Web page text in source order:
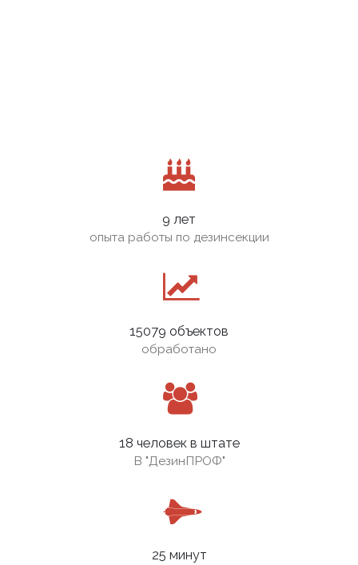
9 лет
опыта работы по дезинсекции
15079 объектов
обработано
18 человек в штате
В "ДезинПРОФ"
25 минут